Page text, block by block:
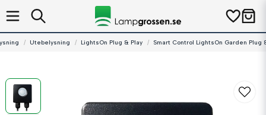
Utebelysning LightsOn Plug & Play Smart Control LightsOn Garden Plug